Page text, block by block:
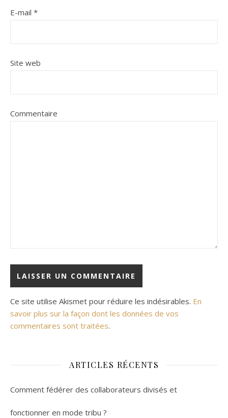
E-mail *
Site web
Commentaire
Ce site utilise Akismet pour réduire les indésirables. En
savoir plus sur la façon dont les données de vos
commentaires sont traitées.
ARTICLES RÉCENTS
Comment fédérer des collaborateurs divisés et
fonctionner en mode tribu ?